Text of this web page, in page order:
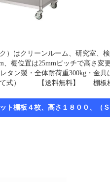
）はクリーンルーム、研究室
、棚位置は25mmピッチで高さ変
レタン製・全体耐荷重300kg・金
て式） 【送料無料】 棚板枚
ット棚板４枚、高さ１８０